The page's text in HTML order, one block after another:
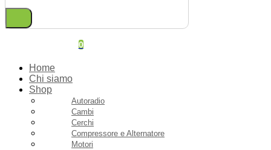
0
Home
Chi siamo
Shop
Autoradio
Cambi
Cerchi
Compressore e Alternatore
Motori